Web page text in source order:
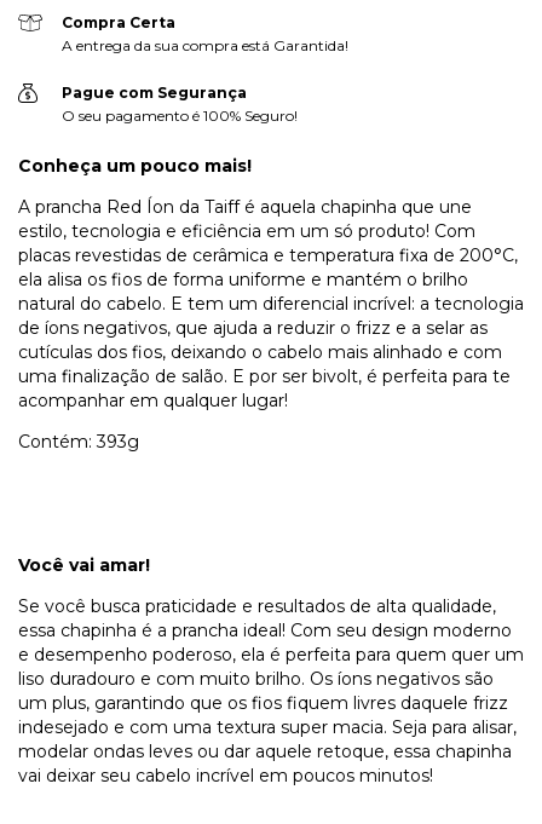
Compra Certa
A entrega da sua compra está Garantida!
Pague com Segurança
O seu pagamento é 100% Seguro!
Conheça um pouco mais!
A prancha Red Íon da Taiff é aquela chapinha que une
estilo, tecnologia e eficiência em um só produto! Com
placas revestidas de cerâmica e temperatura fixa de 200°C,
ela alisa os fios de forma uniforme e mantém o brilho
natural do cabelo. E tem um diferencial incrível: a tecnologia
de íons negativos, que ajuda a reduzir o frizz e a selar as
cutículas dos fios, deixando o cabelo mais alinhado e com
uma finalização de salão. E por ser bivolt, é perfeita para te
acompanhar em qualquer lugar!
Contém: 393g
Você vai amar!
Se você busca praticidade e resultados de alta qualidade,
essa chapinha é a prancha ideal! Com seu design moderno
e desempenho poderoso, ela é perfeita para quem quer um
liso duradouro e com muito brilho. Os íons negativos são
um plus, garantindo que os fios fiquem livres daquele frizz
indesejado e com uma textura super macia. Seja para alisar,
modelar ondas leves ou dar aquele retoque, essa chapinha
vai deixar seu cabelo incrível em poucos minutos!